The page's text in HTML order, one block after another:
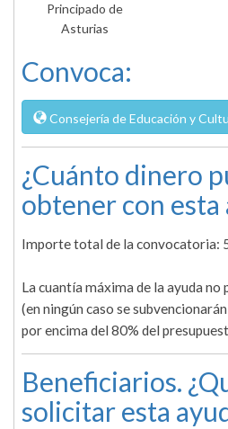
Principado de
Asturias
Convoca:
Consejería de Educación y
¿Cuánto dinero
obtener con esta
Importe total de la convocatoria:
La cuantía máxima de la ayuda no
(en ningún caso se
por encima del 80% del
Beneficiarios.
solicitar esta